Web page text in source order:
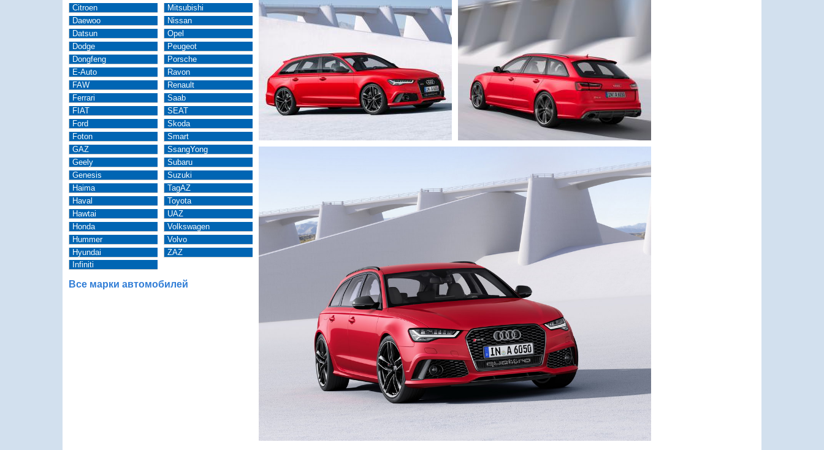
Citroen
Daewoo
Datsun
Dodge
Dongfeng
E-Auto
FAW
Ferrari
FIAT
Ford
Foton
GAZ
Geely
Genesis
Haima
Haval
Hawtai
Honda
Hummer
Hyundai
Infiniti
Mitsubishi
Nissan
Opel
Peugeot
Porsche
Ravon
Renault
Saab
SEAT
Skoda
Smart
SsangYong
Subaru
Suzuki
TagAZ
Toyota
UAZ
Volkswagen
Volvo
ZAZ
Все марки автомобилей